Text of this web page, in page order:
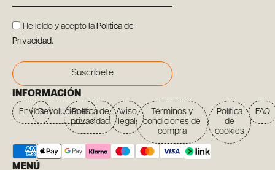
He leído y acepto la Política de
Privacidad.
Suscríbete
INFORMACIÓN
EnvíosDevolucionesPolítica de
privacidad
Aviso
legal
Términos y
condiciones de
compra
Política
de
cookies
FAQ
MENÚ